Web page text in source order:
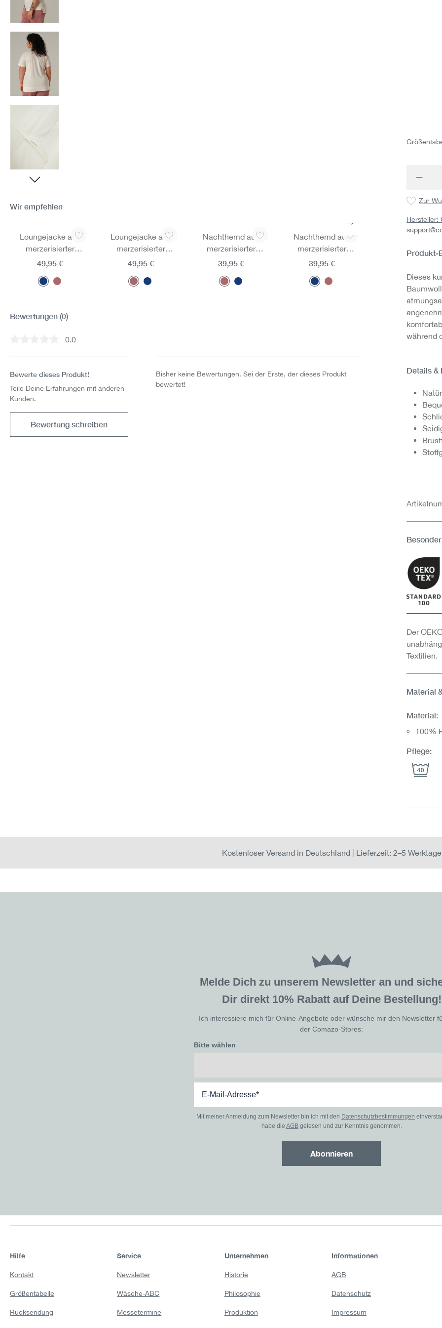
Zur
Hersteller:
Produkt-
Dieses
während
Details &
Der
Textilien.
Material
Material:
100%
Pflege:
Wir empfehlen
Loungejacke aus
merzerisierter
Baumwolle
49,95 €
Loungejacke aus
merzerisierter
Baumwolle
49,95 €
Nachthemd aus
merzerisierter
Baumwolle
39,95 €
Nachthemd aus
merzerisierter
Baumwolle
39,95 €
Pyjamahose aus
merzerisierter
1
Bewertungen (0)
Durchschnittliche Bewertung von 0 von 5 Sternen
0.0
Bewerte dieses Produkt!
Teile Deine Erfahrungen mit anderen
Kunden.
Bewertung schreiben
Bisher keine Bewertungen. Sei der Erste, der dieses Produkt
bewertet!
Kostenloser Versand in Deutschland | Lieferzeit: 2–5 Werktage
Melde Dich zu unserem Newsletter an und
Dir direkt 10% Rabatt auf Deine Bestellung!
Ich interessiere mich für Online-Angebote oder wünsche mir den Newsletter
der Comazo-Stores:
Bitte wählen
Mit meiner Anmeldung zum Newsletter bin ich mit den Datenschutzbestimmungen
habe die AGBgelesen und zur Kenntnis genommen.
Abonnieren
Hilfe
Kontakt
Größentabelle
Rücksendung
Service
Newsletter
Wäsche-ABC
Messetermine
Unternehmen
Historie
Philosophie
Produktion
Informationen
AGB
Datenschutz
Impressum